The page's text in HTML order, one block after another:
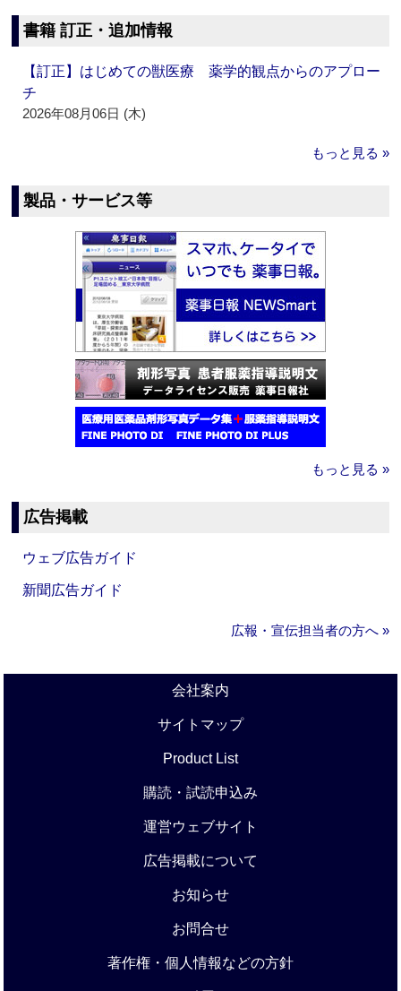
書籍 訂正・追加情報
【訂正】はじめての獣医療 薬学的観点からのアプロー
チ
2026年08月06日 (木)
もっと見る »
製品・サービス等
もっと見る »
広告掲載
ウェブ広告ガイド
新聞広告ガイド
広報・宣伝担当者の方へ »
会社案内
サイトマップ
Product List
購読・試読申込み
運営ウェブサイト
広告掲載について
お知らせ
お問合せ
著作権・個人情報などの方針